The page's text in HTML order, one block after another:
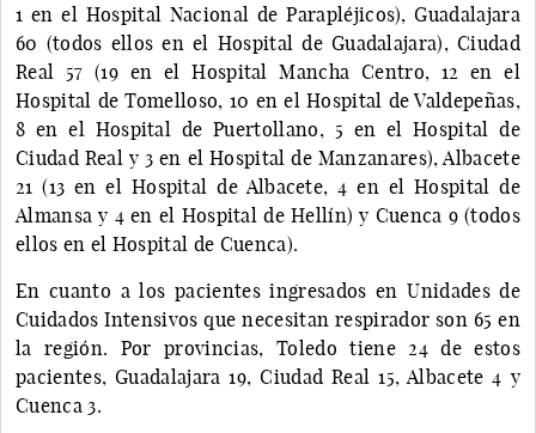
1 en el Hospital Nacional de Parapléjicos), Guadalajara
60 (todos ellos en el Hospital de Guadalajara), Ciudad
Real 57 (19 en el Hospital Mancha Centro, 12 en el
Hospital de Tomelloso, 10 en el Hospital de Valdepeñas,
8 en el Hospital de Puertollano, 5 en el Hospital de
Ciudad Real y 3 en el Hospital de Manzanares), Albacete
21 (13 en el Hospital de Albacete, 4 en el Hospital de
Almansa y 4 en el Hospital de Hellín) y Cuenca 9 (todos
ellos en el Hospital de Cuenca).
En cuanto a los pacientes ingresados en Unidades de
Cuidados Intensivos que necesitan respirador son 65 en
la región. Por provincias, Toledo tiene 24 de estos
pacientes, Guadalajara 19, Ciudad Real 15, Albacete 4 y
Cuenca 3.